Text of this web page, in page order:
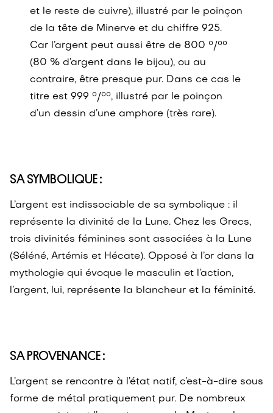
et le reste de cuivre), illustré par le poinçon
de la tête de Minerve et du chiffre 925.
Car l’argent peut aussi être de 800 °/°°
(80 % d’argent dans le bijou), ou au
contraire, être presque pur. Dans ce cas le
titre est 999 °/°°, illustré par le poinçon
d’un dessin d’une amphore (très rare).
SA SYMBOLIQUE :
L’argent est indissociable de sa symbolique : il
représente la divinité de la Lune. Chez les Grecs,
trois divinités féminines sont associées à la Lune
(Séléné, Artémis et Hécate). Opposé à l’or dans la
mythologie qui évoque le masculin et l’action,
l’argent, lui, représente la blancheur et la féminité.
SA PROVENANCE :
L’argent se rencontre à l’état natif, c’est-à-dire sous
forme de métal pratiquement pur. De nombreux